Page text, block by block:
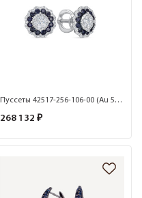
Пуссеты 42517-256-106-00 (Au 585)
268 132 ₽